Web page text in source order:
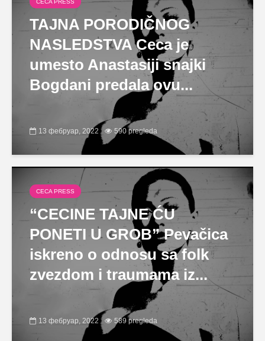
CECA PRESS
TAJNA PORODIČNOG
NASLEDSTVA Ceca je
umesto Anastasiji snajki
Bogdani predala ovu...
13 фебруар, 2022 590 pregleda
CECA PRESS
“CECINE TAJNE ĆU
PONETI U GROB” Pevačica
iskreno o odnosu sa folk
zvezdom i traumama iz...
13 фебруар, 2022 589 pregleda